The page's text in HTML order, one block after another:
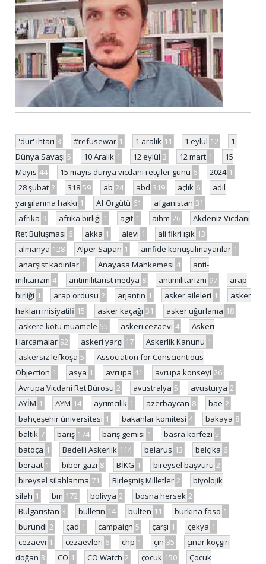
'dur' ihtarı 3 #refusewar 1 1 aralık 11 1 eylül 12
1.
Dünya Savaşı 5 10 Aralık 1 12 eylül 3 12 mart 1
15
Mayıs 44 15 mayıs dünya vicdani retçiler günü 6 2024 1
28 şubat 2 318 59 ab 24 abd 319 açlık 6
adil
yargılanma hakkı 1 Af Örgütü 61 afganistan 31
afrika 9 afrika birliği 1 agit 1 aihm 26
Akdeniz Vicdani
Ret Buluşması 6 akka 1 alevi 1 ali fikri ışık 13
almanya 128 Alper Sapan 1 amfide konuşulmayanlar 1
anarşist kadınlar 1 Anayasa Mahkemesi 4
anti-
militarizm 4 antimilitarist medya 8 antimilitarizm 97
arap
birliği 1 arap ordusu 2 arjantin 1 asker aileleri 1
asker
hakları inisiyatifi 15 asker kaçağı 31 asker uğurlama 18
askere kötü muamele 55 askeri cezaevi 4
Askeri
Harcamalar 92 askeri yargı 17 Askerlik Kanunu 1
askersiz lefkoşa 5
Association for Conscientious
Objection 1 asya 1 avrupa 41 avrupa konseyi 26
Avrupa Vicdani Ret Bürosu 2 avustralya 5 avusturya 2
AYİM 1 AYM 14 ayrımcılık 1 azerbaycan 8 bae 2
bahçeşehir üniversitesi 1 bakanlar komitesi 4 bakaya 8
baltık 7 barış 174 barış gemisi 1 basra körfezi 5
batoça 1 Bedelli Askerlik 114 belarus 13 belçika 6
beraat 1 biber gazı 8 BİKG 1 bireysel başvuru 2
bireysel silahlanma 71 Birleşmiş Milletler 2
biyolojik
silah 1 bm 172 bolivya 2 bosna hersek 2
Bulgaristan 3 bulletin 14 bülten 11 burkina faso 1
burundi 2 çad 1 campaign 5 çarşı 1 çekya 1
cezaevi 1 cezaevleri 6 chp 1 çin 35
çınar koçgiri
doğan 3 CO 1 CO Watch 2 çocuk 150
Çocuk